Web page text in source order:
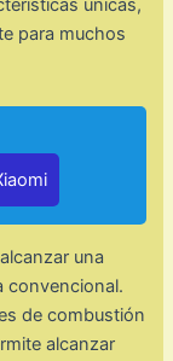
únicas,
para muchos
una
convencional.
de combustión
alcanzar